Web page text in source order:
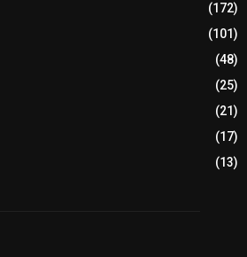
(172)
(101)
(48)
(25)
(21)
(17)
(13)